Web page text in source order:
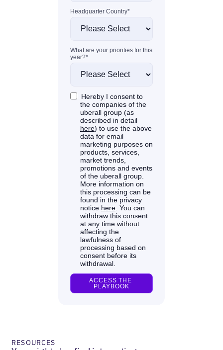
RESOURCES